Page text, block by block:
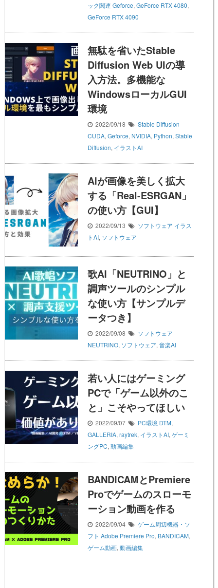
ック関連 Geforce, GeForce RTX 4080,
GeForce RTX 4090
無駄を省いたStable
Diffusion Web UIの導
入方法。多機能な
WindowsローカルGUI
環境
2022/09/18
Stable Diffusion
CUDA, Geforce, NVIDIA, Python, Stable
Diffusion, イラストAI
AIが画像を美しく拡大
する「Real-ESRGAN」
の使い方【GUI】
2022/09/13 ソフトウェア イラス
トAI, ソフトウェア
歌AI「NEUTRINO」と
調声ツールのシンプル
な使い方【サンプルデ
ータつき】
2022/09/08
ソフトウェア
NEUTRINO, ソフトウェア, 音楽AI
若い人にはゲーミング
PCで「ゲーム以外のこ
と」こそやってほしい
2022/09/07 PC環境 DTM,
GALLERIA, raytrek, イラストAI, ゲーミ
ングPC, 動画編集
BANDICAMとPremiere
Proでゲームのスローモ
ーション動画を作る
2022/09/04
ゲーム周辺機器・ソ
フト Adobe Premiere Pro, BANDICAM,
ゲーム動画, 動画編集